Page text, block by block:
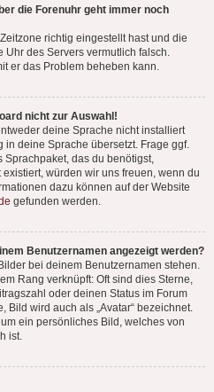
die Forenuhr geht immer noch
richtig eingestellt hast und die
Uhr des Servers vermutlich falsch.
er das Problem beheben kann.
nicht zur Auswahl!
deine Sprache nicht installiert
deine Sprache übersetzt. Frage ggf.
Sprachpaket, das du benötigst,
würden wir uns freuen, wenn du
dazu können auf der Website
gefunden werden.
Benutzernamen angezeigt werden?
bei deinem Benutzernamen stehen.
Rang verknüpft: Oft sind dies Sterne,
oder deinen Status im Forum
Bild wird auch als „Avatar“ bezeichnet.
ein persönliches Bild, welches von
ist.